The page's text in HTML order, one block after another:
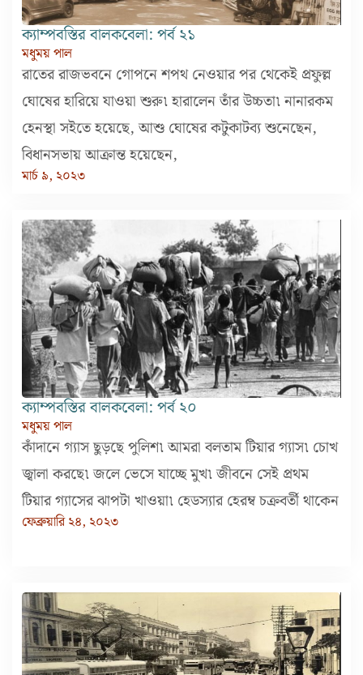
ক্যাম্পবস্তির বালকবেলা: পর্ব ২১
মধুময় পাল
রাতের রাজভবনে গোপনে শপথ নেওয়ার পর থেকেই প্রফুল্ল
ঘোষের হারিয়ে যাওয়া শুরু৷ হারালেন তাঁর উচ্চতা৷ নানারকম
হেনস্থা সইতে হয়েছে, আশু ঘোষের কটুকাটব্য শুনেছেন,
বিধানসভায় আক্রান্ত হয়েছেন,
মার্চ ৯, ২০২৩
ক্যাম্পবস্তির বালকবেলা: পর্ব ২০
মধুময় পাল
কাঁদানে গ্যাস ছুড়ছে পুলিশ৷ আমরা বলতাম টিয়ার গ্যাস৷ চোখ
জ্বালা করছে৷ জলে ভেসে যাচ্ছে মুখ৷ জীবনে সেই প্রথম
টিয়ার গ্যাসের ঝাপটা খাওয়া৷ হেডস্যার হেরম্ব চক্রবর্তী থাকেন
ফেব্রুয়ারি ২৪, ২০২৩